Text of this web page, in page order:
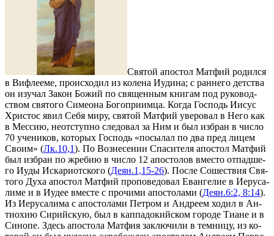
Свя­той апо­стол Мат­фий ро­дил­ся
в Виф­ле­е­ме, про­ис­хо­дил из ко­ле­на Иуди­на; с ран­не­го дет­ства
он изу­чал За­кон Бо­жий по свя­щен­ным кни­гам под ру­ко­вод­
ством свя­то­го Си­мео­на Бо­го­при­им­ца. Ко­гда Гос­подь Иисус
Хри­стос явил Се­бя ми­ру, свя­той Мат­фий уве­ро­вал в Него как
в Мес­сию, неот­ступ­но сле­до­вал за Ним и был из­бран в чис­ло
70 уче­ни­ков, ко­то­рых Гос­подь «по­сы­лал по два пред ли­цем
Сво­им» (Лк.10,1). По Воз­не­се­нии Спа­си­те­ля апо­стол Мат­фий
был из­бран по жре­бию в чис­ло 12 апо­сто­лов вме­сто от­пад­ше­
го Иуды Ис­ка­ри­от­ско­го (Деян.1,15-26). По­сле Со­ше­ствия Свя­
то­го Ду­ха апо­стол Мат­фий про­по­ве­до­вал Еван­ге­лие в Иеру­са­
ли­ме и в Иудее вме­сте с про­чи­ми апо­сто­ла­ми (Деян.6:2, 8:14).
Из Иеру­са­ли­ма с апо­сто­ла­ми Пет­ром и Ан­дре­ем хо­дил в Ан­
тио­хию Си­рий­скую, был в кап­па­до­кий­ском го­ро­де Ти­ане и в
Си­но­пе. Здесь апо­сто­ла Мат­фия за­клю­чи­ли в тем­ни­цу, из ко­